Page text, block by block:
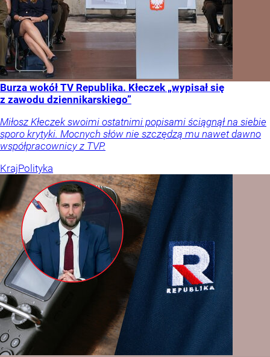
Burza wokół TV Republika. Kłeczek „wypisał się
z zawodu dziennikarskiego”
Miłosz Kłeczek swoimi ostatnimi popisami ściągnął na siebie
sporo krytyki. Mocnych słów nie szczędzą mu nawet dawno
współpracownicy z TVP.
KrajPolityka